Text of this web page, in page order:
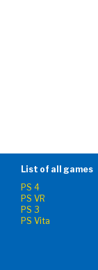
List of all games
PS 4
PS VR
PS 3
PS Vita